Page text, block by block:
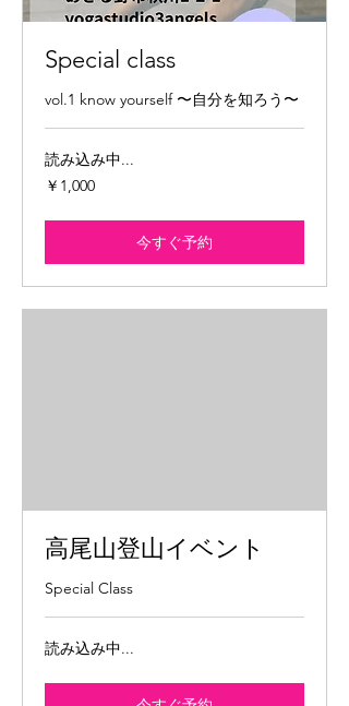
Special class
vol.1 know yourself 〜自分を知ろう〜
読み込み中...
1,000
円
￥1,000
今すぐ予約
高尾山登山イベント
Special Class
読み込み中...